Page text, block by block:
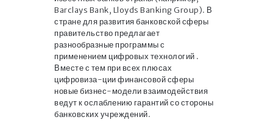
Barclays Bank, Lloyds Banking Group). В
стране для развития банковской сферы
правительство предлагает
разнообразные программы с
применением цифровых технологий .
Вместе с тем при всех плюсах
цифровиза-ции финансовой сферы
новые бизнес-модели взаимодействия
ведут к ослаблению гарантий со стороны
банковских учреждений.